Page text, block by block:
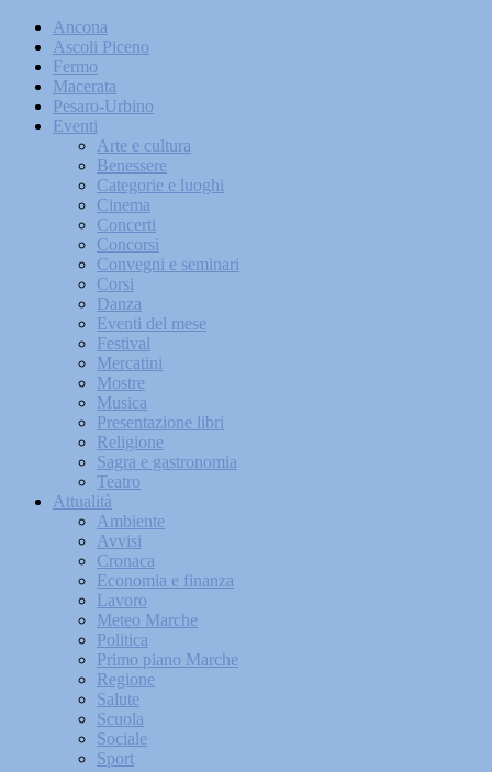
Ancona
Ascoli Piceno
Fermo
Macerata
Pesaro-Urbino
Eventi
Arte e cultura
Benessere
Categorie e luoghi
Cinema
Concerti
Concorsi
Convegni e seminari
Corsi
Danza
Eventi del mese
Festival
Mercatini
Mostre
Musica
Presentazione libri
Religione
Sagra e gastronomia
Teatro
Attualità
Ambiente
Avvisi
Cronaca
Economia e finanza
Lavoro
Meteo Marche
Politica
Primo piano Marche
Regione
Salute
Scuola
Sociale
Sport